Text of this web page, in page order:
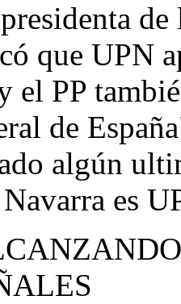
que UPN
el PP
de
algún
es